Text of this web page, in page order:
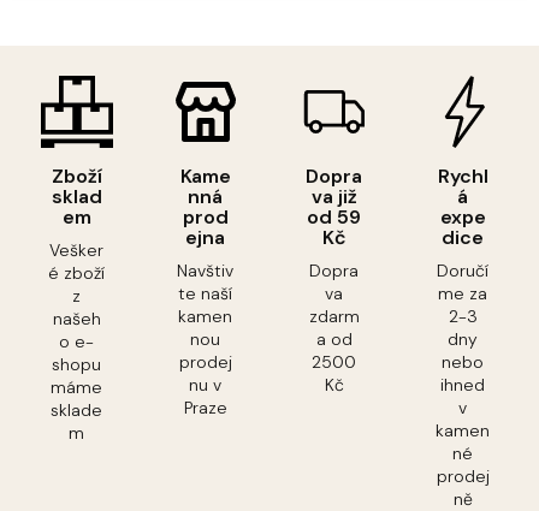
Zboží
sklad
em
Vešker
é zboží
z
našeh
o e-
shopu
máme
sklade
m
Kame
nná
prod
ejna
Navštiv
te naší
kamen
nou
prodej
nu v
Praze
Dopra
va již
od 59
Kč
Dopra
va
zdarm
a od
2500
Kč
Rychl
á
expe
dice
Doručí
me za
2-3
dny
nebo
ihned
v
kamen
né
prodej
ně